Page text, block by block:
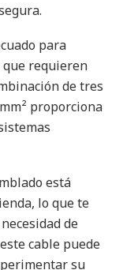
para
requieren
de tres
proporciona
está
lo que te
de
cable puede
su